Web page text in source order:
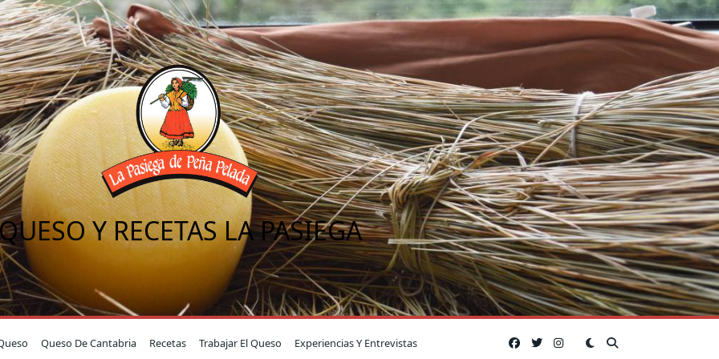
Y RECETAS LA PASIEGA
Queso De Cantabria Recetas Trabajar El Queso Experiencias Y Entrevistas